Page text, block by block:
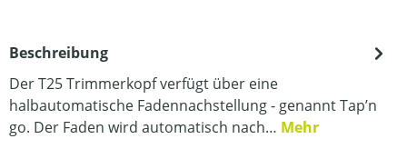
Beschreibung
Der T25 Trimmerkopf verfügt über eine
halbautomatische Fadennachstellung - genannt Tap’n
go. Der Faden wird automatisch nach… Mehr